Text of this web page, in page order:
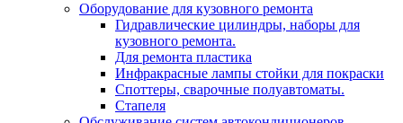
Оборудование для кузовного ремонта
Гидравлические цилиндры, наборы для
кузовного ремонта.
Для ремонта пластика
Инфракрасные лампы стойки для покраски
Споттеры, сварочные полуавтоматы.
Стапеля